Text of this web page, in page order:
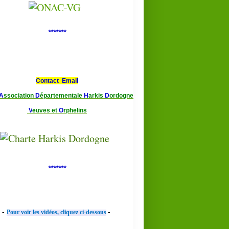
*******
Contact Email
ssociation Départementale Harkis Dordogne
Veuves et Orphelins
*******
- Pour voir les vidéos, cliquez ci-dessous -